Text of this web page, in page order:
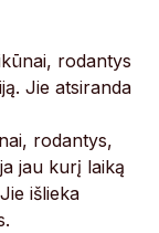
rodantys
Jie atsiranda
rodantys,
jau kurį laiką
išlieka